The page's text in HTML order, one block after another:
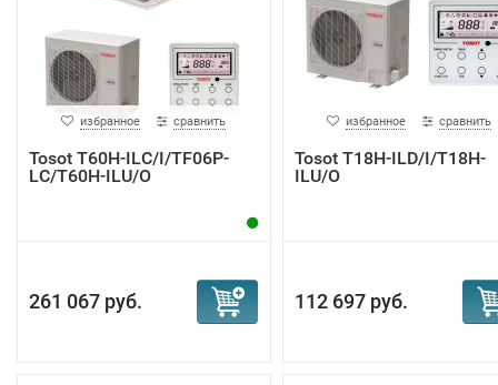
избранное сравнить
Tosot T60H-ILC/I/TF06P-
LC/T60H-ILU/O
261 067 руб.
избранное сравнить
Tosot T18H-ILD/I/T18H-
ILU/O
112 697 руб.